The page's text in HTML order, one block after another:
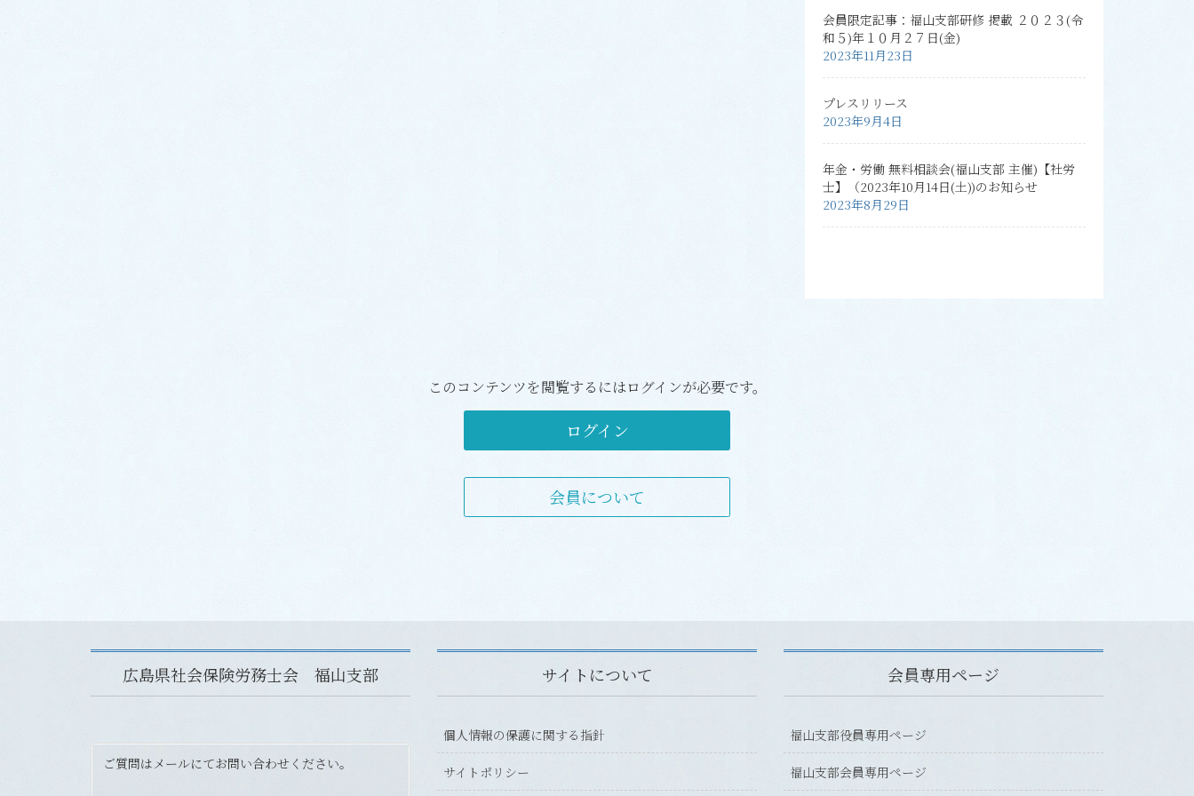
会員限定記事：福山支部研修 掲載 ２０２３(令
和５)年１０月２７日(金)
2023年11月23日
プレスリリース
2023年9月4日
年金・労働 無料相談会(福山支部 主催)【社労
士】（2023年10月14日(土))のお知らせ
2023年8月29日
このコンテンツを閲覧するにはログインが必要です。
ログイン
会員について
広島県社会保険労務士会 福山支部
ご質問はメールにてお問い合わせください。
サイトについて
個人情報の保護に関する指針
サイトポリシー
会員専用ページ
福山支部役員専用ページ
福山支部会員専用ページ